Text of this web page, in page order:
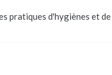
pratiques d'hygiènes et